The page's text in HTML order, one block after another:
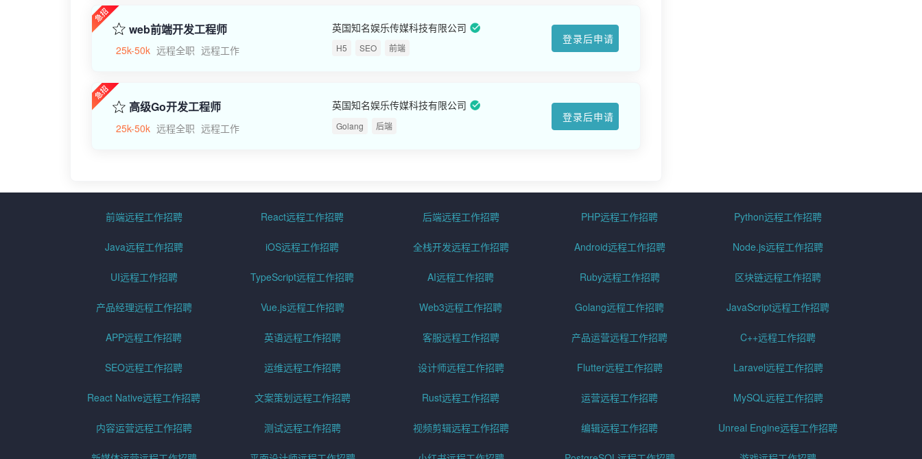
web前端开发工程师
25k-50k 远程全职 远程工作
英国知名娱乐传媒科技有限公司
H5 SEO 前端
登录后申请
高级Go开发工程师
25k-50k 远程全职 远程工作
英国知名娱乐传媒科技有限公司
Golang 后端
登录后申请
前端远程工作招聘 React远程工作招聘 后端远程工作招聘 PHP远程工作招聘 Python远程工作招聘
Java远程工作招聘 iOS远程工作招聘 全栈开发远程工作招聘 Android远程工作招聘 Node.js远程工作招聘
UI远程工作招聘 TypeScript远程工作招聘 AI远程工作招聘 Ruby远程工作招聘 区块链远程工作招聘
产品经理远程工作招聘 Vue.js远程工作招聘 Web3远程工作招聘 Golang远程工作招聘 JavaScript远程工作招聘
APP远程工作招聘 英语远程工作招聘 客服远程工作招聘 产品运营远程工作招聘 C++远程工作招聘
SEO远程工作招聘 运维远程工作招聘 设计师远程工作招聘 Flutter远程工作招聘 Laravel远程工作招聘
React Native远程工作招聘 文案策划远程工作招聘 Rust远程工作招聘 运营远程工作招聘 MySQL远程工作招聘
内容运营远程工作招聘 测试远程工作招聘 视频剪辑远程工作招聘 编辑远程工作招聘 Unreal Engine远程工作招聘